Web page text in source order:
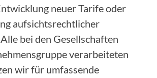
neuer Tarife oder
aufsichtsrechtlicher
bei den Gesellschaften
verarbeiteten
wir für umfassende